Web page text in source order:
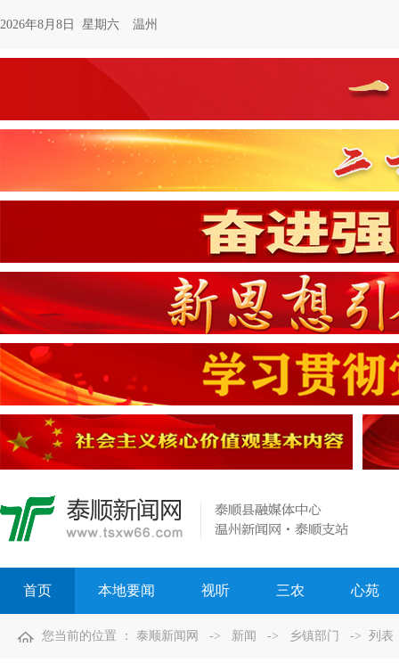
2026年8月8日 星期六 温州
首页 本地要闻 视听 三农 心苑
您当前的位置 ： 泰顺新闻网 -> 新闻 -> 乡镇部门 -> 列表